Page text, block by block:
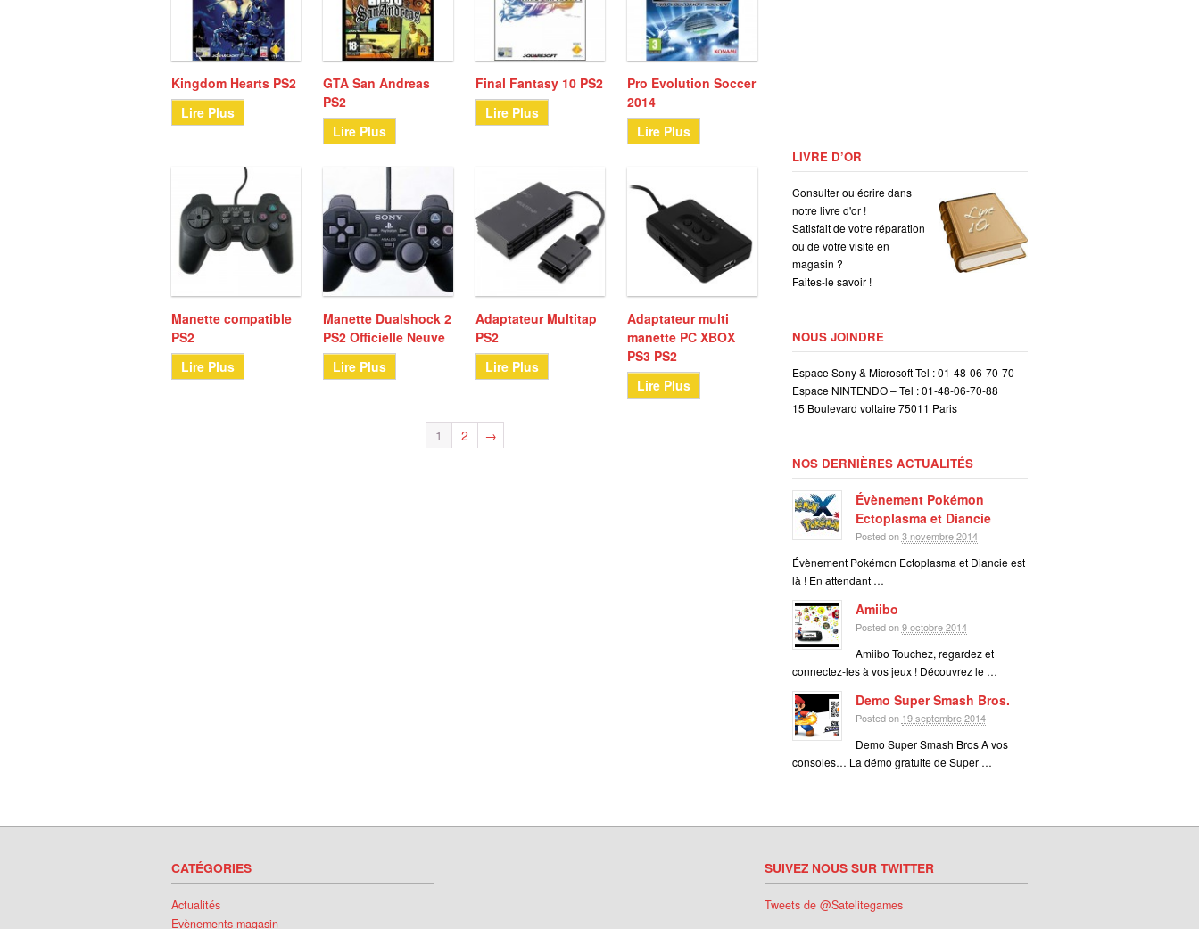
Kingdom Hearts PS2
Lire Plus
GTA San Andreas
PS2
Lire Plus
Final Fantasy 10 PS2
Lire Plus
Pro Evolution Soccer
2014
Lire Plus
Manette compatible
PS2
Lire Plus
Manette Dualshock 2
PS2 Officielle Neuve
Lire Plus
Adaptateur Multitap
PS2
Lire Plus
Adaptateur multi
manette PC XBOX
PS3 PS2
Lire Plus
1 2 →
LIVRE D’OR
Consulter ou écrire dans
notre livre d'or !
Satisfait de votre réparation
ou de votre visite en
magasin ?
Faites-le savoir !
NOUS JOINDRE
Espace Sony & Microsoft Tel : 01-48-06-70-70
Espace NINTENDO – Tel : 01-48-06-70-88
15 Boulevard voltaire 75011 Paris
NOS DERNIÈRES ACTUALITÉS
Évènement Pokémon
Ectoplasma et Diancie
Posted on3 novembre 2014
Évènement Pokémon Ectoplasma et Diancie est
là ! En attendant …
Amiibo
Posted on9 octobre 2014
Amiibo Touchez, regardez et
connectez-les à vos jeux ! Découvrez le …
Demo Super Smash Bros.
Posted on 19 septembre 2014
Demo Super Smash Bros A vos
consoles… La démo gratuite de Super …
CATÉGORIES
Actualités
Evènements magasin
SUIVEZ NOUS SUR TWITTER
Tweets de @Satelitegames